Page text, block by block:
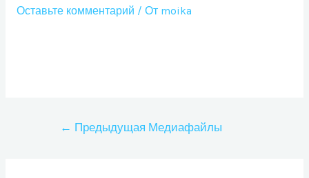
Оставьте комментарий / От moika
Навигация
← Предыдущая Медиафайлы